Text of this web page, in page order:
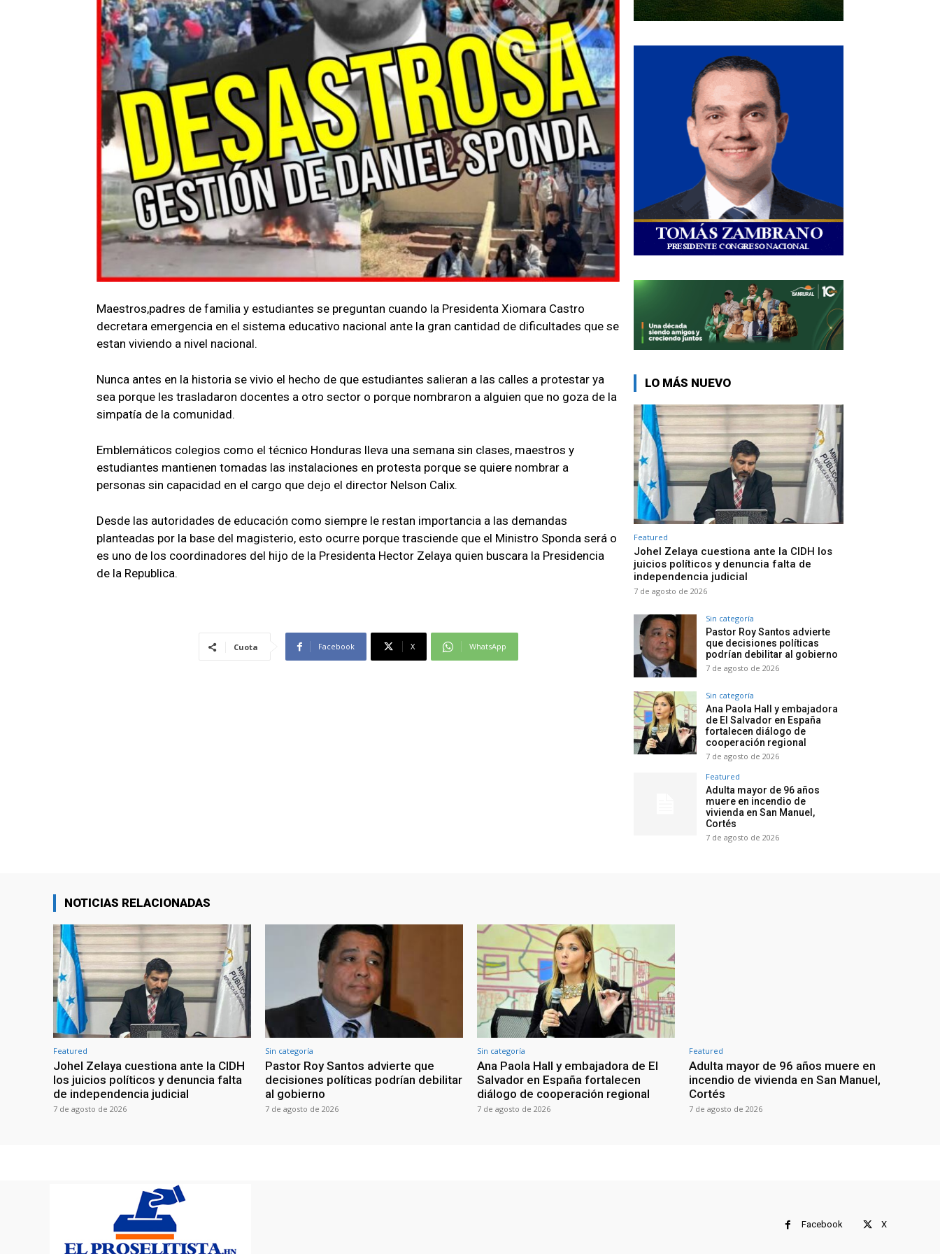
Maestros,padres de familia y estudiantes se preguntan cuando la Presidenta Xiomara Castro
decretara emergencia en el sistema educativo nacional ante la gran cantidad de dificultades que se
estan viviendo a nivel nacional.
Nunca antes en la historia se vivio el hecho de que estudiantes salieran a las calles a protestar ya
sea porque les trasladaron docentes a otro sector o porque nombraron a alguien que no goza de la
simpatía de la comunidad.
Emblemáticos colegios como el técnico Honduras lleva una semana sin clases, maestros y
estudiantes mantienen tomadas las instalaciones en protesta porque se quiere nombrar a
personas sin capacidad en el cargo que dejo el director Nelson Calix.
Desde las autoridades de educación como siempre le restan importancia a las demandas
planteadas por la base del magisterio, esto ocurre porque trasciende que el Ministro Sponda será o
es uno de los coordinadores del hijo de la Presidenta Hector Zelaya quien buscara la Presidencia
de la Republica.
Cuota Facebook X WhatsApp
LO MÁS NUEVO
Featured
Johel Zelaya cuestiona ante la CIDH los
juicios políticos y denuncia falta de
independencia judicial
7 de agosto de 2026
Sin categoría
Pastor Roy Santos advierte
que decisiones políticas
podrían debilitar al gobierno
7 de agosto de 2026
Sin categoría
Ana Paola Hall y embajadora
de El Salvador en España
fortalecen diálogo de
cooperación regional
7 de agosto de 2026
Featured
Adulta mayor de 96 años
muere en incendio de
vivienda en San Manuel,
Cortés
7 de agosto de 2026
NOTICIAS RELACIONADAS
Featured
Johel Zelaya cuestiona ante la CIDH
los juicios políticos y denuncia falta
de independencia judicial
7 de agosto de 2026
Sin categoría
Pastor Roy Santos advierte que
decisiones políticas podrían debilitar
al gobierno
7 de agosto de 2026
Sin categoría
Ana Paola Hall y embajadora de El
Salvador en España fortalecen
diálogo de cooperación regional
7 de agosto de 2026
Featured
Adulta mayor de 96 años muere en
incendio de vivienda en San Manuel,
Cortés
7 de agosto de 2026
Facebook X